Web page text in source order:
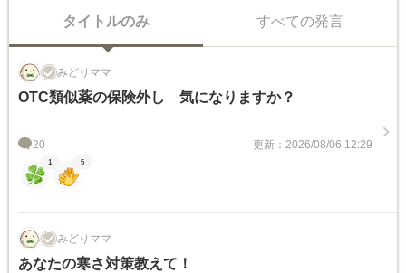
タイトルのみ すべての発言
みどりママ
OTC類似薬の保険外し 気になりますか？
20 更新：2026/08/06 12:29
1 5
みどりママ
あなたの寒さ対策教えて！